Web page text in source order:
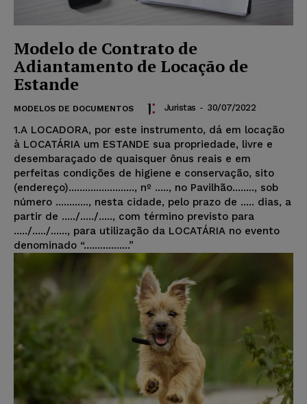
Modelo de Contrato de
Adiantamento de Locação de
Estande
MODELOS DE DOCUMENTOS Juristas - 30/07/2022
1.A LOCADORA, por este instrumento, dá em locação
à LOCATÁRIA um ESTANDE sua propriedade, livre e
desembaraçado de quaisquer ônus reais e em
perfeitas condições de higiene e conservação, sito
(endereço)........................, nº ....., no Pavilhão........, sob
número ............, nesta cidade, pelo prazo de ..... dias, a
partir de ...../...../....., com término previsto para
...../...../......, para utilização da LOCATÁRIA no evento
denominado “.................”